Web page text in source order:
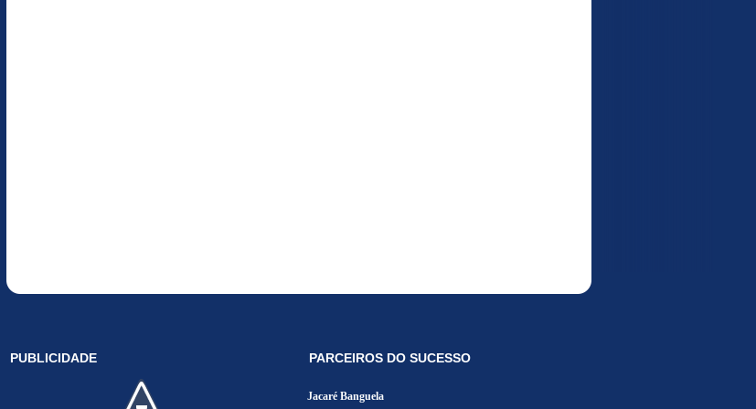
PUBLICIDADE PARCEIROS DO SUCESSO
Jacaré Banguela